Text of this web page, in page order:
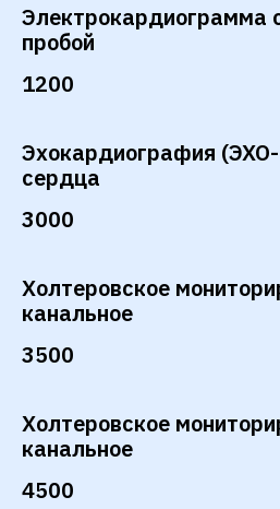
Электрокардиограмма
пробой
1200
Эхокардиография
сердца
3000
Холтеровское
канальное
3500
Холтеровское
канальное
4500